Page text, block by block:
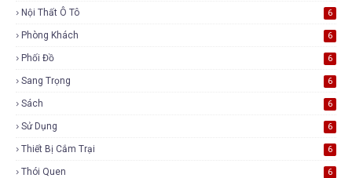
Nội Thất Ô Tô 6
Phòng Khách 6
Phối Đồ 6
Sang Trọng 6
Sách 6
Sử Dụng 6
Thiết Bị Cắm Trại 6
Thói Quen 6